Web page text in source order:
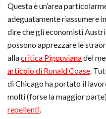
Questa è un’area
adeguatamente riassumere
dire che gli economisti
possono apprezzare le
allacritica Pigouvianadel
articolo di Ronald Coase .
di Chicago ha portato il
molti (forse la maggior
repellenti